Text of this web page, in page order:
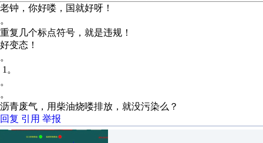
老钟，你好喽，国就好呀！
。
重复几个标点符号，就是违规！
好变态！
。
1。
。
。
沥青废气，用柴油烧喽排放，就没污染么？
回复 引用 举报